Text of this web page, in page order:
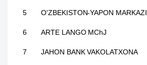
5 O'ZBEKISTON-YAPON MARKAZI
6 ARTE LANGO MChJ
7 JAHON BANK VAKOLATXONA